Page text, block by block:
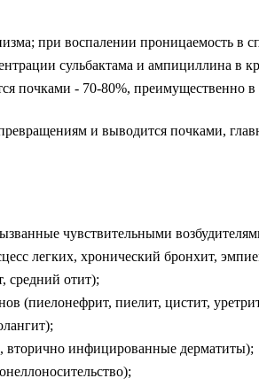
при воспалении проницаемость в
сульбактама и ампициллина в
почками - 70-80%, преимущественно
и выводится почками,
чувствительными
легких, хронический бронхит,
средний отит);
пиелит, цистит,
инфицированные дерматиты);